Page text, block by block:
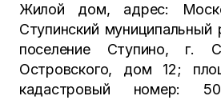
Жилой дом, адрес:
Ступинский муниципальный
поселение Ступино, г.
Островского, дом 12;
кадастровый номер: